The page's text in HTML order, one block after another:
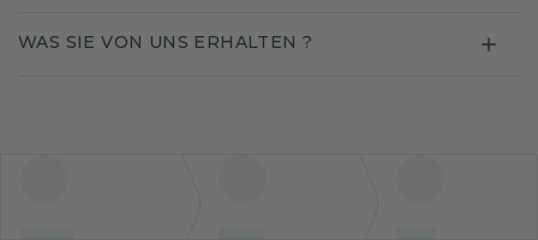
WAS SIE VON UNS ERHALTEN ?